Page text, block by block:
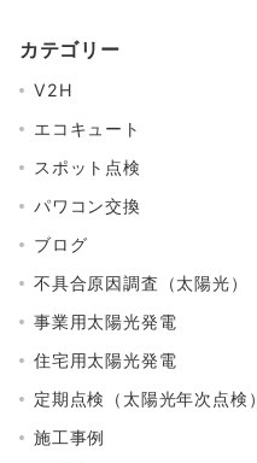
カテゴリー
V2H
エコキュート
スポット点検
パワコン交換
ブログ
不具合原因調査（太陽光）
事業用太陽光発電
住宅用太陽光発電
定期点検（太陽光年次点検）
施工事例